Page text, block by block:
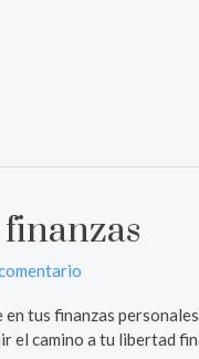
tus finanzas
el camino a tu libertad